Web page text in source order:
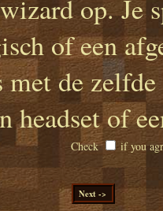
op. Je
of een
met de
headset of
Check if you